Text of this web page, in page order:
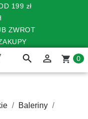
199 zł
ZWROT
search  shopping_cart 0
Baleriny